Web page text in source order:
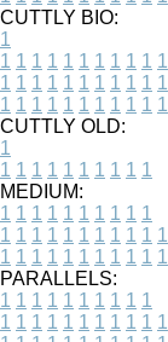
CUTTLY BIO:
1
1 1 1 1 1 1 1 1 1 1 1
1 1 1 1 1 1 1 1 1 1 1
1 1 1 1 1 1 1 1 1 1 1
CUTTLY OLD:
1
1 1 1 1 1 1 1 1 1 1
MEDIUM:
1 1 1 1 1 1 1 1 1 1
1 1 1 1 1 1 1 1 1 1 1
1 1 1 1 1 1 1 1 1 1 1
PARALLELS:
1 1 1 1 1 1 1 1 1 1
1 1 1 1 1 1 1 1 1 1 1